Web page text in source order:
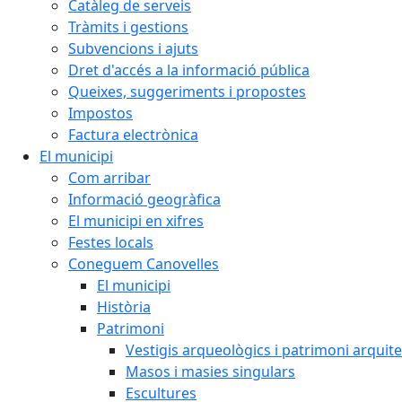
Catàleg de serveis
Tràmits i gestions
Subvencions i ajuts
Dret d'accés a la informació pública
Queixes, suggeriments i propostes
Impostos
Factura electrònica
El municipi
Com arribar
Informació geogràfica
El municipi en xifres
Festes locals
Coneguem Canovelles
El municipi
Història
Patrimoni
Vestigis arqueològics i patrimoni
Masos i masies singulars
Escultures